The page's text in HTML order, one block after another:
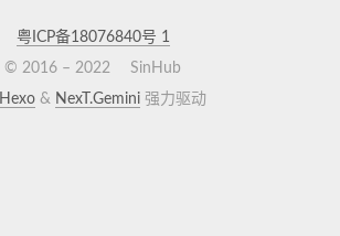
粤ICP备18076840号 1
© 2016 – 2022
SinHub
Hexo & NexT.Gemini 强力驱动